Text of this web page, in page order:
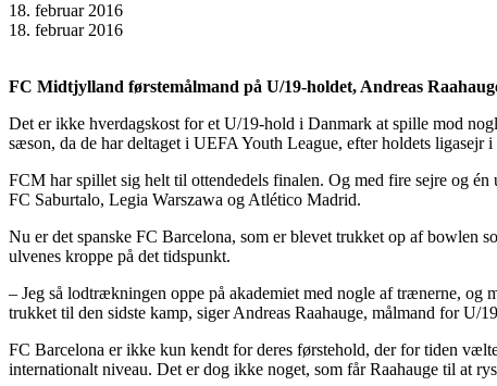
18. februar 2016
18. februar 2016
FC Midtjylland førstemålmand på U/19-holdet, Andreas
Det er ikke hverdagskost for et U/19-hold i Danmark at spille mod
sæson, da de har deltaget i UEFA Youth League, efter holdets ligasejr i
FCM har spillet sig helt til ottendedels finalen. Og med fire sejre og
FC Saburtalo, Legia Warszawa og Atlético Madrid.
Nu er det spanske FC Barcelona, som er blevet trukket op af bowlen
ulvenes kroppe på det tidspunkt.
– Jeg så lodtrækningen oppe på akademiet med nogle af trænerne, og
trukket til den sidste kamp, siger Andreas Raahauge, målmand for U/
FC Barcelona er ikke kun kendt for deres førstehold, der for tiden
internationalt niveau. Det er dog ikke noget, som får Raahauge til at